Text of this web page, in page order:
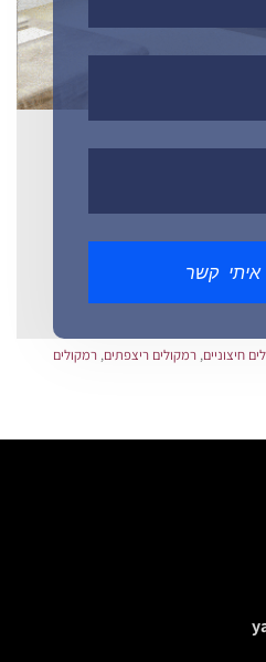
איתי קשר
חיצוניים, רמקולים ריצפתים, רמקולים